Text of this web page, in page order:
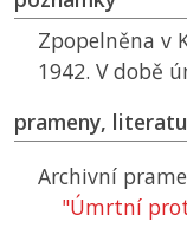
Zpopelněna v
1942. V době
prameny,
Archivní
"Úmrtní